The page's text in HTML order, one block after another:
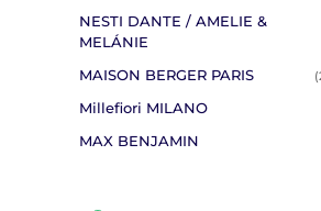
NESTI DANTE / AMELIE &
MELÁNIE
MAISON BERGER PARIS
Millefiori MILANO
MAX BENJAMIN